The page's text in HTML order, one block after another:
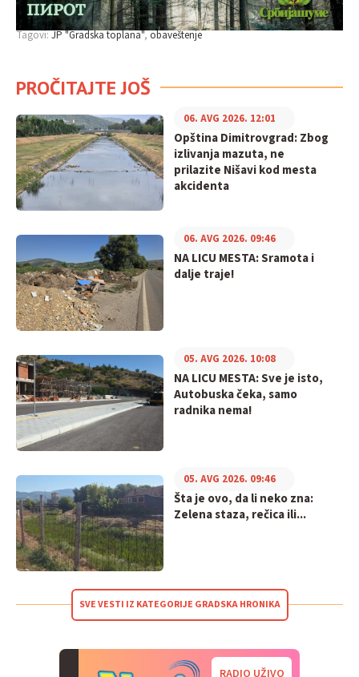
Tagovi:JP "Gradska toplana" obaveštenje
PROČITAJTE JOŠ
Opština Dimitrovgrad: Zbog
izlivanja mazuta, ne
prilazite Nišavi kod mesta
akcidenta
06. AVG 2026. 12:01
NA LICU MESTA: Sramota i
dalje traje!
06. AVG 2026. 09:46
NA LICU MESTA: Sve je isto,
Autobuska čeka, samo
radnika nema!
05. AVG 2026. 10:08
Šta je ovo, da li neko zna:
Zelena staza, rečica ili...
05. AVG 2026. 09:46
SVE VESTI IZ KATEGORIJE GRADSKA HRONIKA
RADIO UŽIVO